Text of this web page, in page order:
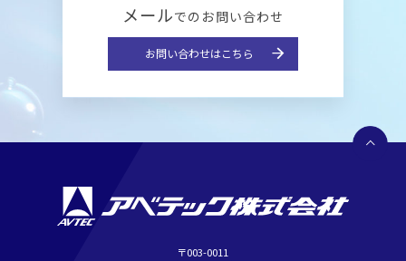
メールでのお問い合わせ
お問い合わせはこちら
〒003-0011